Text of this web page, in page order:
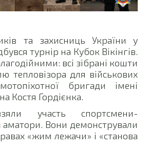
та захисниць України у
турнір на Кубок Вікінгів.
всі зібрані кошти
тепловізора для військових
бригади імені
Костя Гордієнка.
участь спортсмени-
аматори. Вони демонстрували
«жим лежачи» і «станова